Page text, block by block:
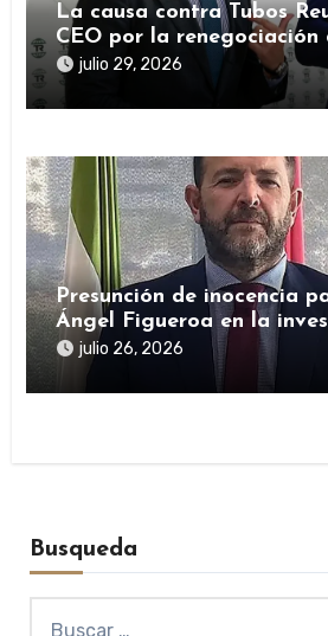
La causa contra Tubos
CEO por la renegociación
público durante la
julio 29, 2026
Presunción de inocencia
Ángel Figueroa en la
sobre SEPI
julio 26, 2026
Busqueda